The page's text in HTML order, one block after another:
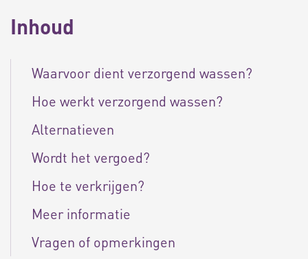
Inhoud
Waarvoor dient verzorgend wassen?
Hoe werkt verzorgend wassen?
Alternatieven
Wordt het vergoed?
Hoe te verkrijgen?
Meer informatie
Vragen of opmerkingen